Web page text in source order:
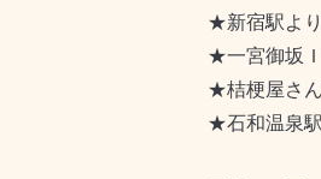
★新宿駅よ
★一宮御坂
★桔梗屋さ
★石和温泉駅